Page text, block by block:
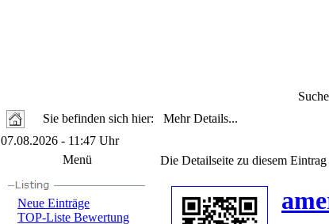
Sie befinden sich hier: Mehr Details...
07.08.2026 - 11:47 Uhr
Menü
Neue Einträge
TOP-Liste Bewertung
Die Detailseite zu diesem